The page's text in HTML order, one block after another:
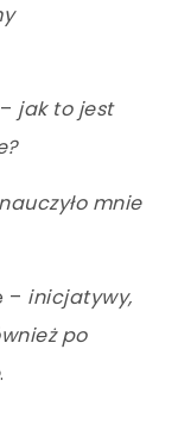
– jak to jest
mnie
– inicjatywy,
po
.